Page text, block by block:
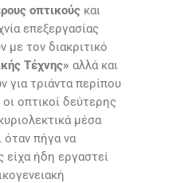
οπτικούς και
επεξεργασίας
τον διακριτικό
Τέχνης» αλλά και
για τριάντα περίπου
οπτικοί δεύτερης
μέσα
όταν πήγα να
ήδη εργαστεί